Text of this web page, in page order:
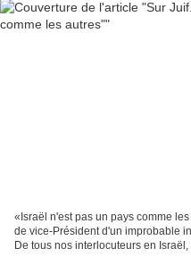
«Israël n'est pas un pays comme
de vice-Président d'un improbable
De tous nos interlocuteurs en